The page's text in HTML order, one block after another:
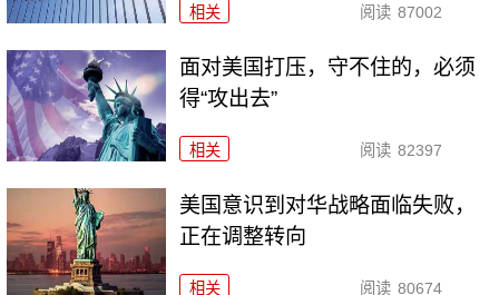
相关 阅读 87002
面对美国打压，守不住的，必须
得“攻出去”
相关 阅读 82397
美国意识到对华战略面临失败，
正在调整转向
相关 阅读 80674